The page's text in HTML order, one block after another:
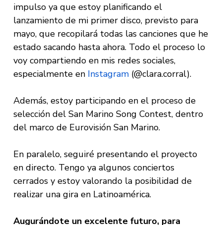
impulso ya que estoy planificando el
lanzamiento de mi primer disco, previsto para
mayo, que recopilará todas las canciones que he
estado sacando hasta ahora. Todo el proceso lo
voy compartiendo en mis redes sociales,
especialmente en Instagram(@clara.corral).
Además, estoy participando en el proceso de
selección del San Marino Song Contest, dentro
del marco de Eurovisión San Marino.
En paralelo, seguiré presentando el proyecto
en directo. Tengo ya algunos conciertos
cerrados y estoy valorando la posibilidad de
realizar una gira en Latinoamérica.
Augurándote un excelente futuro, para